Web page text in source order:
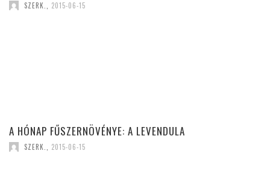
SZERK. 2015-06-15
A HÓNAP FŰSZERNÖVÉNYE: A LEVENDULA
SZERK. 2015-06-15